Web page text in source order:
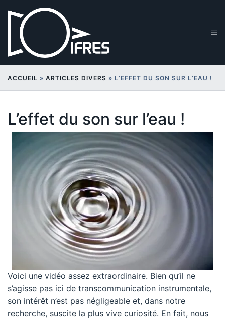
contenu
ACCUEIL » ARTICLES DIVERS » L’EFFET DU SON SUR L’EAU !
L’effet du son sur l’eau !
Voici une vidéo assez extraordinaire. Bien qu’il ne
s’agisse pas ici de transcommunication instrumentale,
son intérêt n’est pas négligeable et, dans notre
recherche, suscite la plus vive curiosité. En fait, nous